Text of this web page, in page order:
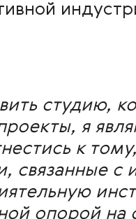
студию,
я
к
связанные с
опорой